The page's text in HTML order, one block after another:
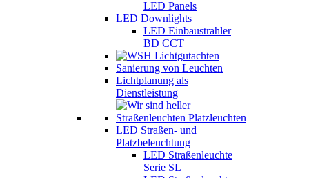
LED Panels
LED Downlights
LED Einbaustrahler
BD CCT
Sanierung von Leuchten
Lichtplanung als
Dienstleistung
LED Straßen- und
Platzbeleuchtung
LED Straßenleuchte
Serie SL